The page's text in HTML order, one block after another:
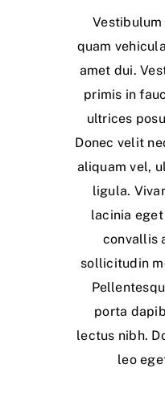
quam
amet dui.
primis in
ultrices
Donec velit
aliquam vel,
ligula.
lacinia
convallis
sollicitudin
porta
lectus nibh.
leo